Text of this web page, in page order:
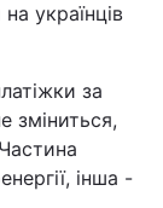
українців
за
зміниться,
інша -